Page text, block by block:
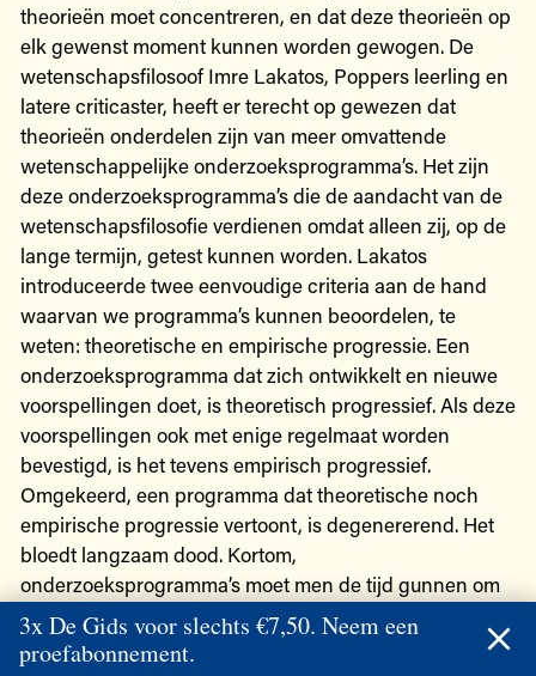
theorieën moet concentreren, en dat deze theorieën op
elk gewenst moment kunnen worden gewogen. De
wetenschapsfilosoof Imre Lakatos, Poppers leerling en
latere criticaster, heeft er terecht op gewezen dat
theorieën onderdelen zijn van meer omvattende
wetenschappelijke onderzoeksprogramma’s. Het zijn
deze onderzoeksprogramma’s die de aandacht van de
wetenschapsfilosofie verdienen omdat alleen zij, op de
lange termijn, getest kunnen worden. Lakatos
introduceerde twee eenvoudige criteria aan de hand
waarvan we programma’s kunnen beoordelen, te
weten: theoretische en empirische progressie. Een
onderzoeksprogramma dat zich ontwikkelt en nieuwe
voorspellingen doet, is theoretisch progressief. Als deze
voorspellingen ook met enige regelmaat worden
bevestigd, is het tevens empirisch progressief.
Omgekeerd, een programma dat theoretische noch
empirische progressie vertoont, is degenererend. Het
bloedt langzaam dood. Kortom,
onderzoeksprogramma’s moet men de tijd gunnen om
zich te bewijzen, of aan hun pretenties ten onder te
gaan.
3x De Gids voor slechts €7,50. Neem een
proefabonnement.